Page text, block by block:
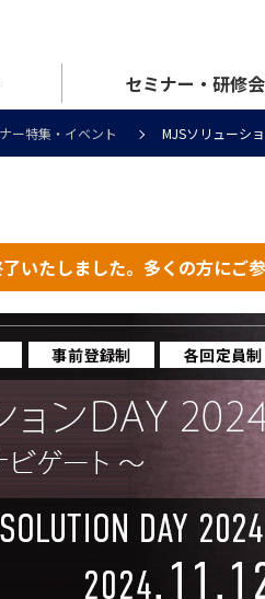
セミナー・研修会
ー特集・イベント MJSソリューシ
いたしました。多くの方にご